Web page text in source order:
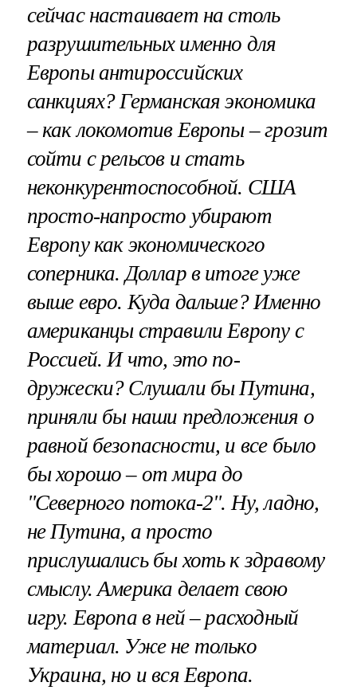
сейчас настаивает на столь
разрушительных именно для
Европы антироссийских
санкциях? Германская экономика
– как локомотив Европы – грозит
сойти с рельсов и стать
неконкурентоспособной. США
просто-напросто убирают
Европу как экономического
соперника. Доллар в итоге уже
выше евро. Куда дальше? Именно
американцы стравили Европу с
Россией. И что, это по-
дружески? Слушали бы Путина,
приняли бы наши предложения о
равной безопасности, и все было
бы хорошо – от мира до
"Северного потока-2". Ну, ладно,
не Путина, а просто
прислушались бы хоть к здравому
смыслу. Америка делает свою
игру. Европа в ней – расходный
материал. Уже не только
Украина, но и вся Европа.